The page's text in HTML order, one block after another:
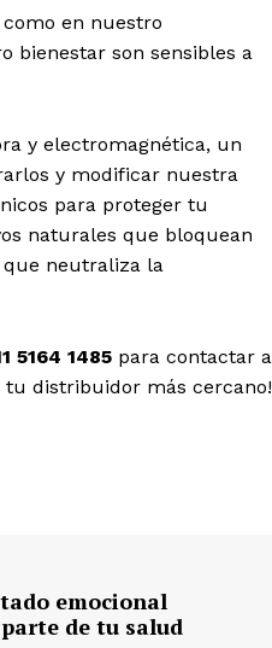
en nuestro
bienestar son sensibles a
y electromagnética, un
y modificar nuestra
para proteger tu
naturales que bloquean
neutraliza la
5164 1485 para contactar a
tu distribuidor más cercano!
emocional
de tu salud